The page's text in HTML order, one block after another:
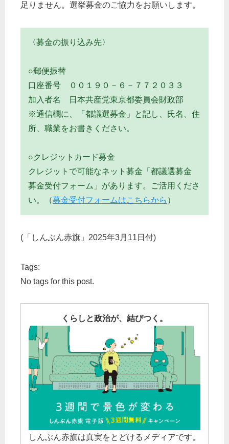
足りません。選挙募金のご協力をお願いします。
〈募金の振り込み先〉
○郵便振替
口座番号 ００１９０－６－７７２０３３
加入者名 日本共産党東京都委員会財政部
※通信欄に、「都議選募金」と記し、氏名、住
所、職業をお書きください。
○クレジットカード募金
クレジットで可能なネット募金「都議選募金
募金受付フォーム」があります。ご活用くださ
い。（募金受付フォームはこちらから ）
(「しんぶん赤旗」2025年3月11日付)
Tags:
No tags for this post.
くらしと政治が、結びつく。
しんぶん赤旗は真実をとどけるメディアです。